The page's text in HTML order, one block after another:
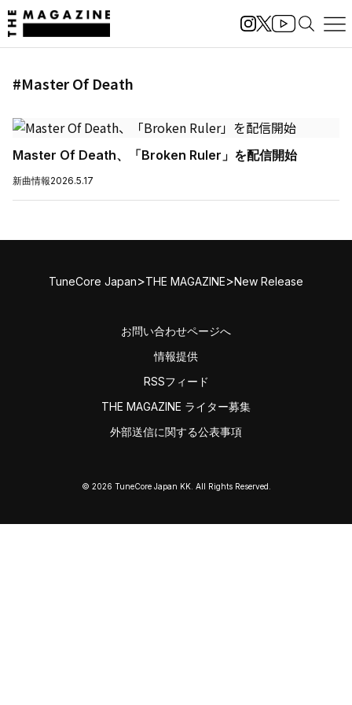
#Master Of Death
Master Of Death、「Broken Ruler」を配信開始
新曲情報2026.5.17
TuneCore Japan>THE MAGAZINE>New Release
お問い合わせページへ
情報提供
RSSフィード
THE MAGAZINE ライター募集
外部送信に関する公表事項
© 2026 TuneCore Japan KK. All Rights Reserved.